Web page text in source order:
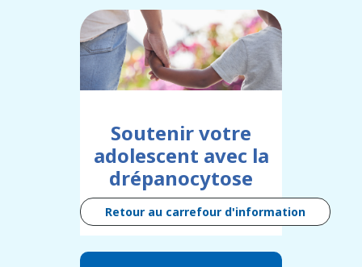
Soutenir votre
adolescent avec la
drépanocytose
Retour au carrefour d'information